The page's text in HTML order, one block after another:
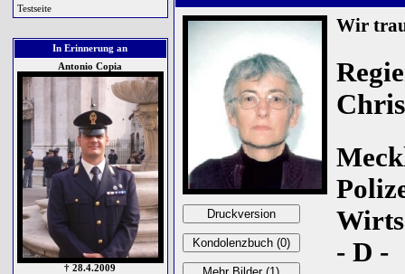
Testseite
In Erinnerung an
Antonio Copia
† 28.4.2009
Wir
- D -